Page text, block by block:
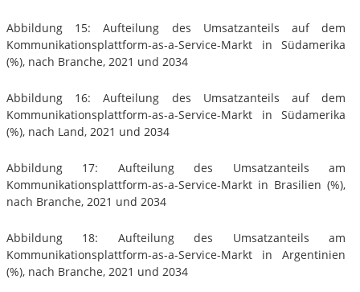
Abbildung 15: Aufteilung des Umsatzanteils auf dem
Kommunikationsplattform-as-a-Service-Markt in Südamerika
(%), nach Branche, 2021 und 2034
Abbildung 16: Aufteilung des Umsatzanteils auf dem
Kommunikationsplattform-as-a-Service-Markt in Südamerika
(%), nach Land, 2021 und 2034
Abbildung 17: Aufteilung des Umsatzanteils am
Kommunikationsplattform-as-a-Service-Markt in Brasilien (%),
nach Branche, 2021 und 2034
Abbildung 18: Aufteilung des Umsatzanteils am
Kommunikationsplattform-as-a-Service-Markt in Argentinien
(%), nach Branche, 2021 und 2034